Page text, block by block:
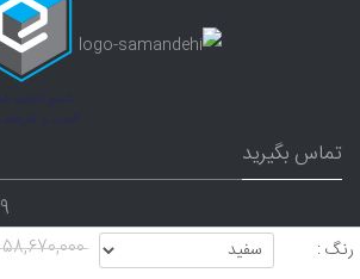
رنگ :
58,670,000
تماس بگیرید
9 صبح الی 23 شب